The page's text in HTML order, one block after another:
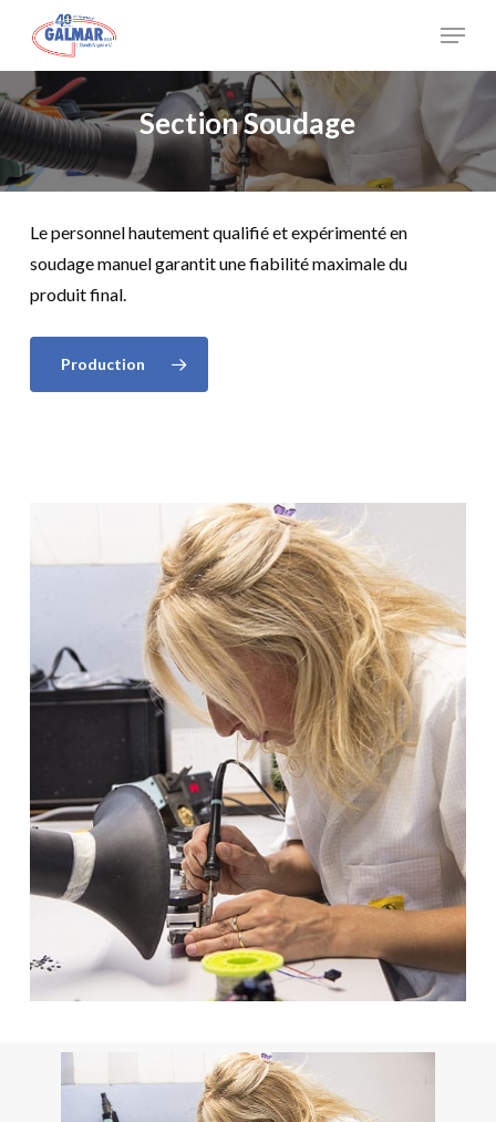
main
content
Menu
Section Soudage
Le personnel hautement qualifié et expérimenté en
soudage manuel garantit une fiabilité maximale du
produit final.
Production
Close